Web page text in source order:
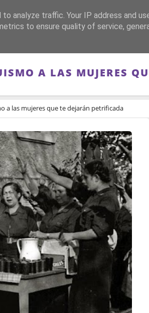
GUERRA DE ESPAÑA MEMORIA
A LAS MUJERES
a las mujeres que te dejarán petrificada
analyze traffic. Your IP address and
to ensure quality of service,